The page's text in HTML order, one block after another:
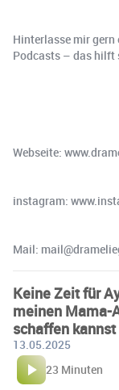
Hinterlasse mir
Podcasts – das hilft
Webseite:
instagram:
Mail:
Keine Zeit für
meinen Mama-
schaffen
13.05.2025
23 Minuten